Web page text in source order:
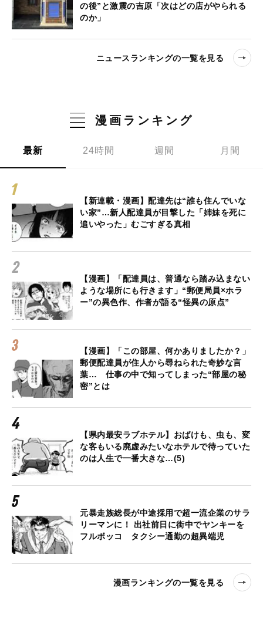
の後”と激震の吉原「次はどの店がやられる
のか」
ニュースランキングの一覧を見る
漫画ランキング
最新 24時間 週間 月間
【新連載・漫画】配達先は“誰も住んでいな
い家”…新人配達員が目撃した「姉妹を死に
追いやった」むごすぎる真相
【漫画】「配達員は、普通なら踏み込まない
ような場所にも行きます」“郵便局員×ホラ
ー”の異色作、作者が語る“怪異の原点”
【漫画】「この部屋、何かありましたか？」
郵便配達員が住人から尋ねられた奇妙な言
葉… 仕事の中で知ってしまった“部屋の秘
密”とは
【県内最安ラブホテル】おばけも、虫も、変
な客もいる廃虚みたいなホテルで待っていた
のは人生で一番大きな…(5)
元暴走族総長が中途採用で超一流企業のサラ
リーマンに！ 出社前日に街中でヤンキーを
フルボッコ タクシー通勤の超異端児
漫画ランキングの一覧を見る